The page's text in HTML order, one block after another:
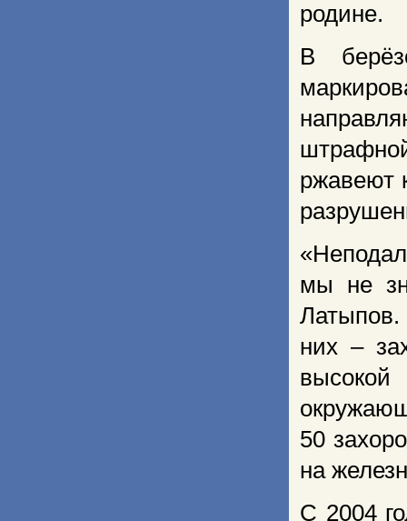
родине.
В
ржавеют
мы не
них –
50
на
С 2004